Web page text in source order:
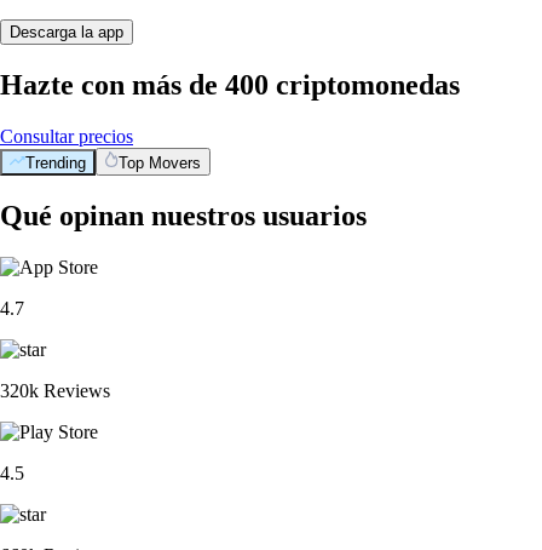
Descarga la app
Hazte con más de 400 criptomonedas
Consultar precios
Trending Top Movers
Qué opinan nuestros usuarios
4.7
320k Reviews
4.5